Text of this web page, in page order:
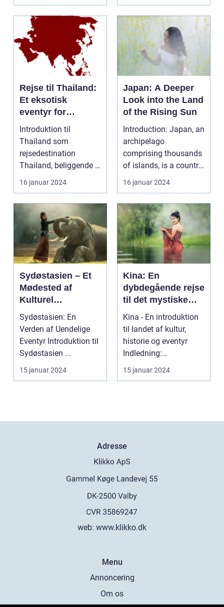
Rejse til Thailand:
Et eksotisk
eventyr for
rejsende og
eventyrlystne
Introduktion til
Thailand som
rejsedestination
Thailand, beliggende i
hjertet af Sydøstasien,
16 januar 2024
Japan: A Deeper
Look into the Land
of the Rising Sun
Introduction: Japan, an
archipelago
comprising thousands
of islands, is a country
deeply rooted in r...
16 januar 2024
Sydøstasien – Et
Mødested af
Kulturel
Mangfoldighed og
Breathtaking
Naturskønhed
Sydøstasien: En
Verden af Uendelige
Eventyr Introduktion til
Sydøstasien ...
15 januar 2024
Kina: En
dybdegående rejse
til det mystiske
Østens vidunder
Kina - En introduktion
til landet af kultur,
historie og eventyr
Indledning:
Velkommen til en
15 januar 2024
Adresse
web: www.klikko.dk
Menu
Annoncering
Om os